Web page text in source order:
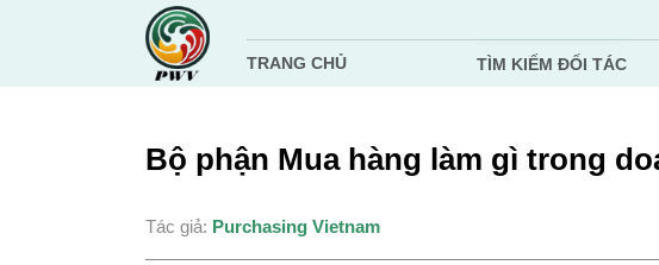
TRANG CHỦ TÌM KIẾM ĐỐI TÁC
Bộ phận Mua hàng làm gì trong
Tác giả: Purchasing Vietnam